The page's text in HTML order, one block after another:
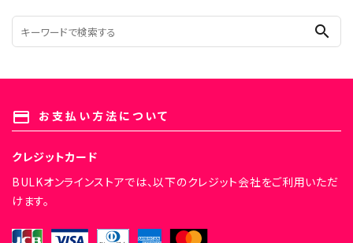
search
payment お支払い方法について
クレジットカード
BULKオンラインストアでは、以下のクレジット会社をご利用いただ
けます。